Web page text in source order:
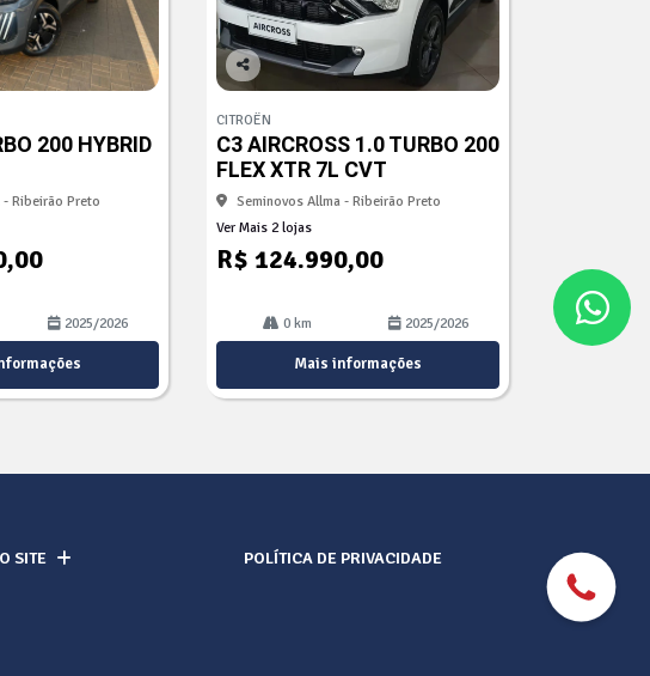
200 HYBRID
Ribeirão Preto
2025/2026
Co
arti
lhe
CITROËN
C3 AIRCROSS 1.0 TURBO 200
FLEX XTR 7L CVT
Seminovos Allma - Ribeirão Preto
Ver Mais 2 lojas
R$ 124.990,00
0 km 2025/2026
Mais informações
SITE POLÍTICA DE PRIVACIDADE